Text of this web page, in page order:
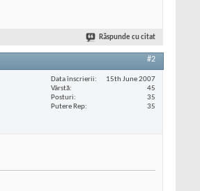
Răspunde cu citat
#2
Data înscrierii
15th June 2007
Vârstă
45
Posturi
35
Putere Rep
35